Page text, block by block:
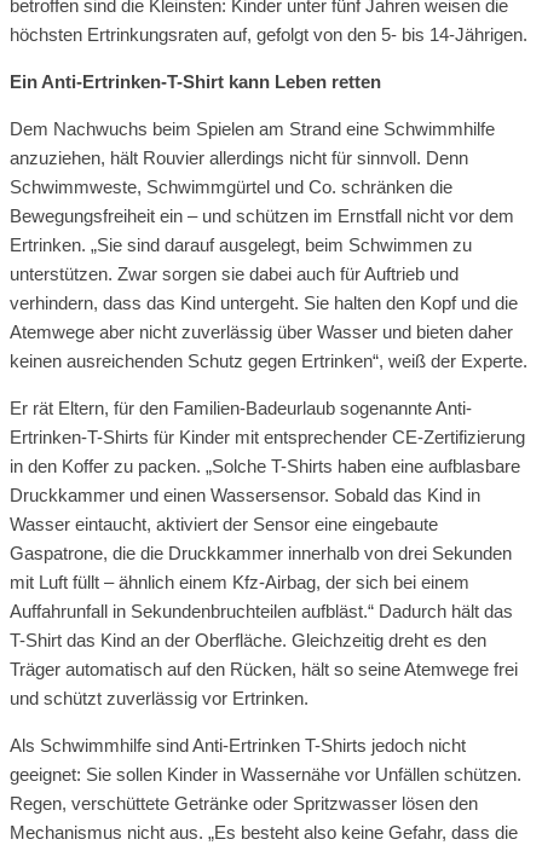
betroffen sind die Kleinsten: Kinder unter fünf Jahren weisen die
höchsten Ertrinkungsraten auf, gefolgt von den 5- bis 14-Jährigen.
Ein Anti-Ertrinken-T-Shirt kann Leben retten
Dem Nachwuchs beim Spielen am Strand eine Schwimmhilfe
anzuziehen, hält Rouvier allerdings nicht für sinnvoll. Denn
Schwimmweste, Schwimmgürtel und Co. schränken die
Bewegungsfreiheit ein – und schützen im Ernstfall nicht vor dem
Ertrinken. „Sie sind darauf ausgelegt, beim Schwimmen zu
unterstützen. Zwar sorgen sie dabei auch für Auftrieb und
verhindern, dass das Kind untergeht. Sie halten den Kopf und die
Atemwege aber nicht zuverlässig über Wasser und bieten daher
keinen ausreichenden Schutz gegen Ertrinken“, weiß der Experte.
Er rät Eltern, für den Familien-Badeurlaub sogenannte Anti-
Ertrinken-T-Shirts für Kinder mit entsprechender CE-Zertifizierung
in den Koffer zu packen. „Solche T-Shirts haben eine aufblasbare
Druckkammer und einen Wassersensor. Sobald das Kind in
Wasser eintaucht, aktiviert der Sensor eine eingebaute
Gaspatrone, die die Druckkammer innerhalb von drei Sekunden
mit Luft füllt – ähnlich einem Kfz-Airbag, der sich bei einem
Auffahrunfall in Sekundenbruchteilen aufbläst.“ Dadurch hält das
T-Shirt das Kind an der Oberfläche. Gleichzeitig dreht es den
Träger automatisch auf den Rücken, hält so seine Atemwege frei
und schützt zuverlässig vor Ertrinken.
Als Schwimmhilfe sind Anti-Ertrinken T-Shirts jedoch nicht
geeignet: Sie sollen Kinder in Wassernähe vor Unfällen schützen.
Regen, verschüttete Getränke oder Spritzwasser lösen den
Mechanismus nicht aus. „Es besteht also keine Gefahr, dass die